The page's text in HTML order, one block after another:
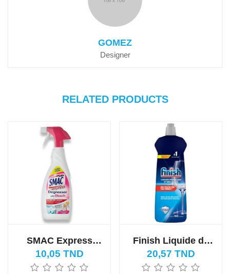
GOMEZ
Designer
RELATED PRODUCTS
SMAC Express
Dégraissant avec
Blanchisseur
10,05 TND
Finish Liquide de
Rinçage 800ml
20,57 TND